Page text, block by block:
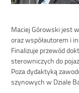
Maciej Górowski jest
oraz współautorem i
Finalizuje przewód
sterowniczych do
Poza dydaktyką
szynowych w Dziale